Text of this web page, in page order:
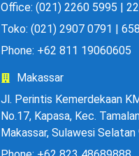
Office: (021) 2260 5995 |
Toko: (021) 2907 0791 |
Phone: +62 811 19060605
Makassar
Jl. Perintis Kemerdekaan
No.17, Kapasa, Kec.
Makassar, Sulawesi Selatan